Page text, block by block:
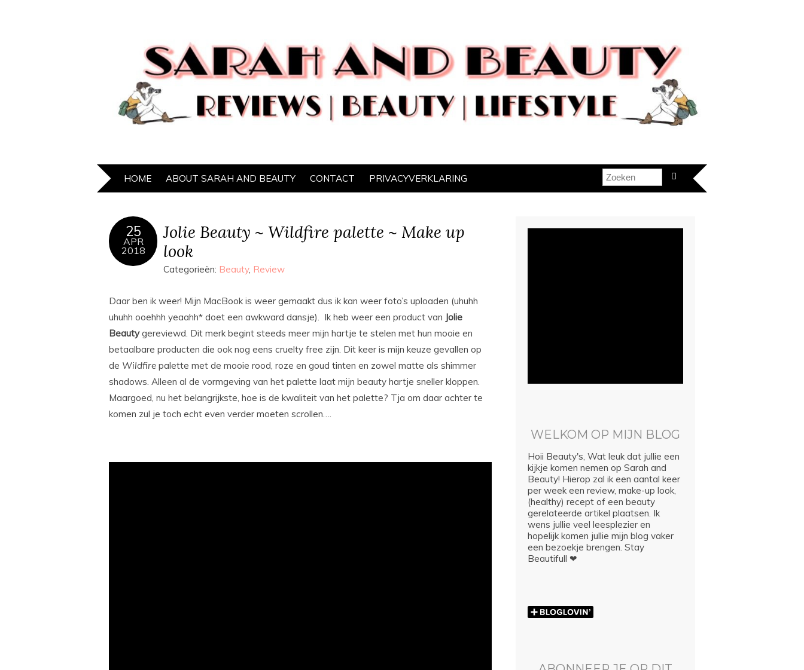
HOME ABOUT SARAH AND BEAUTY CONTACT PRIVACYVERKLARING
25
APR
2018
Jolie Beauty ~ Wildfire palette ~ Make up
look
Categorieën: Beauty, Review
Daar ben ik weer! Mijn MacBook is weer gemaakt dus ik kan weer foto’s uploaden (uhuhh
uhuhh ooehhh yeaahh* doet een awkward dansje). Ik heb weer een product van Jolie
Beautygereviewd. Dit merk begint steeds meer mijn hartje te stelen met hun mooie en
betaalbare producten die ook nog eens cruelty free zijn. Dit keer is mijn keuze gevallen op
de Wildfire palette met de mooie rood, roze en goud tinten en zowel matte als shimmer
shadows. Alleen al de vormgeving van het palette laat mijn beauty hartje sneller kloppen.
Maargoed, nu het belangrijkste, hoe is de kwaliteit van het palette? Tja om daar achter te
komen zul je toch echt even verder moeten scrollen….
WELKOM OP MIJN BLOG
Hoii Beauty's, Wat leuk dat jullie een
kijkje komen nemen op Sarah and
Beauty! Hierop zal ik een aantal keer
per week een review, make-up look,
(healthy) recept of een beauty
gerelateerde artikel plaatsen. Ik
wens jullie veel leesplezier en
hopelijk komen jullie mijn blog vaker
een bezoekje brengen. Stay
Beautifull ❤